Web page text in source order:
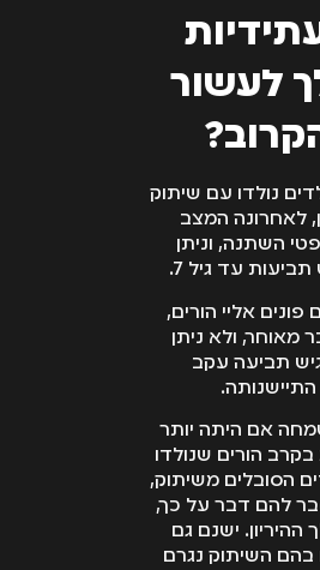
לעשור
נולדו עם שיתוק
לאחרונה המצב
השתנה, וניתן
עד גיל 7.
פונים אליי הורים,
מאוחר, ולא ניתן
תביעה עקב
התיישנותה.
אם היתה יותר
הורים שנולדו
הסובלים משיתוק,
להם דבר על כך,
ההיריון. ישנם גם
בהם השיתוק נגרם